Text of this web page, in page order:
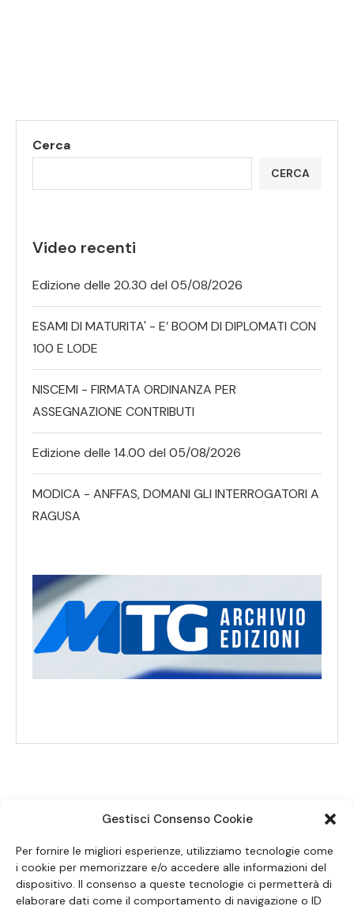
Gestisci Consenso Cookie
Per fornire le migliori esperienze, utilizziamo tecnologie come
i cookie per memorizzare e/o accedere alle informazioni del
dispositivo. Il consenso a queste tecnologie ci permetterà di
elaborare dati come il comportamento di navigazione o ID
Cerca
CERCA
Video recenti
Edizione delle 20.30 del 05/08/2026
ESAMI DI MATURITA' - E’ BOOM DI DIPLOMATI CON
100 E LODE
NISCEMI - FIRMATA ORDINANZA PER
ASSEGNAZIONE CONTRIBUTI
Edizione delle 14.00 del 05/08/2026
MODICA - ANFFAS, DOMANI GLI INTERROGATORI A
RAGUSA
SEGUICI SUI SOCIAL